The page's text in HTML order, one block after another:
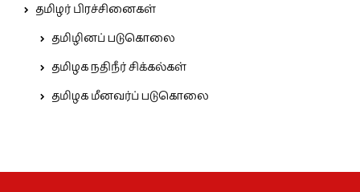
தமிழர் பிரச்சினைகள்
தமிழினப் படுகொலை
தமிழக நதிநீர் சிக்கல்கள்
தமிழக மீனவர்ப் படுகொலை